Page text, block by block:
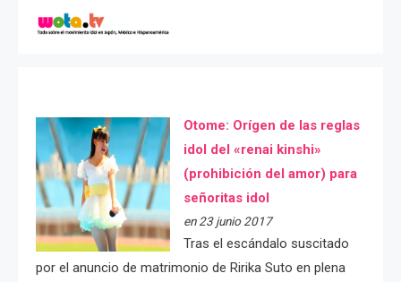
Otome: Orígen de las reglas
idol del «renai kinshi»
(prohibición del amor) para
señoritas idol
en 23 junio 2017
Tras el escándalo suscitado
por el anuncio de matrimonio de Ririka Suto en plena